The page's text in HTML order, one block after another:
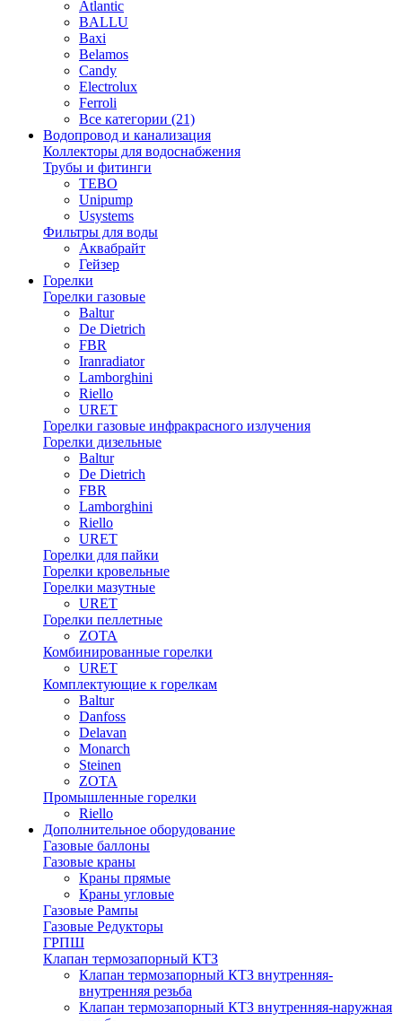
Atlantic
BALLU
Baxi
Belamos
Candy
Electrolux
Ferroli
Все категории (21)
Водопровод и канализация
Коллекторы для водоснабжения
Трубы и фитинги
TEBO
Unipump
Usystems
Фильтры для воды
Аквабрайт
Гейзер
Горелки
Горелки газовые
Baltur
De Dietrich
FBR
Iranradiator
Lamborghini
Riello
URET
Горелки газовые инфракрасного излучения
Горелки дизельные
Baltur
De Dietrich
FBR
Lamborghini
Riello
URET
Горелки для пайки
Горелки кровельные
Горелки мазутные
URET
Горелки пеллетные
ZOTA
Комбинированные горелки
URET
Комплектующие к горелкам
Baltur
Danfoss
Delavan
Monarch
Steinen
ZOTA
Промышленные горелки
Riello
Дополнительное оборудование
Газовые баллоны
Газовые краны
Краны прямые
Краны угловые
Газовые Рампы
Газовые Редукторы
ГРПШ
Клапан термозапорный КТЗ
Клапан термозапорный КТЗ внутренняя-
внутренняя резьба
Клапан термозапорный КТЗ внутренняя-наружная